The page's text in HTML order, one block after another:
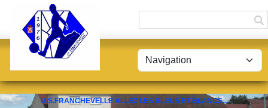
U.S.FRANCHEVELLE ALLEZ LES BLEUS ET BLANCS...
Panneau de gestion des cookies